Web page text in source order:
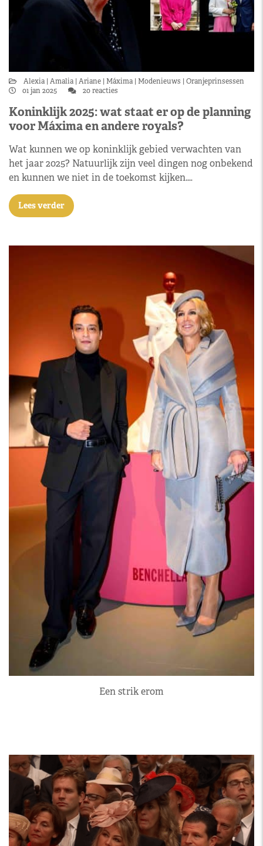
Alexia Amalia Ariane Máxima Modenieuws
Oranjeprinsessen
01 jan 2025
20 reacties
Koninklijk 2025: wat staat er op de planning
voor Máxima en andere royals?
Wat kunnen we op koninklijk gebied verwachten van
het jaar 2025? Natuurlijk zijn veel dingen nog onbekend
en kunnen we niet in de toekomst kijken.…
Lees verder
Een strik erom